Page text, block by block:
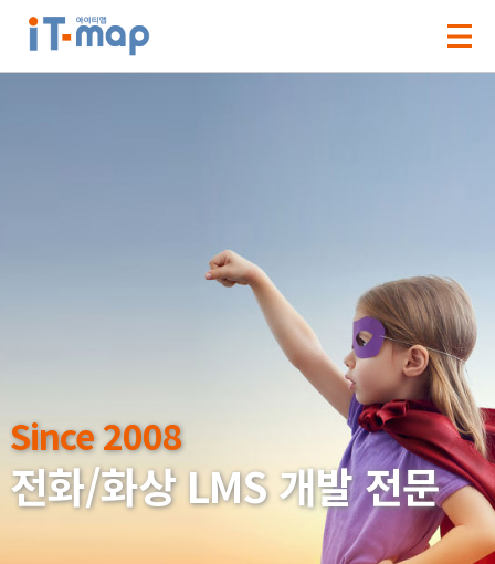
Since 2008
전화/화상 LMS 개발 전문
Since 2008
전화/화상 LMS 개발 전문